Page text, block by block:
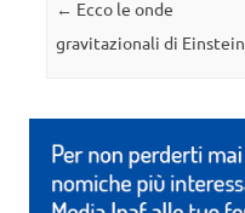
Navigazione articolo
← Ecco le onde
gravitazionali di Einstein